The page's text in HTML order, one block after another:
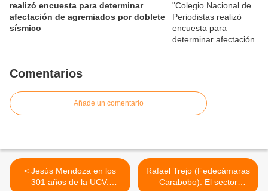
realizó encuesta para determinar
afectación de agremiados por doblete
sísmico
Comentarios
Añade un comentario
< Jesús Mendoza en los
301 años de la UCV:
Rafael Trejo (Fedecámaras
Carabobo): El sector